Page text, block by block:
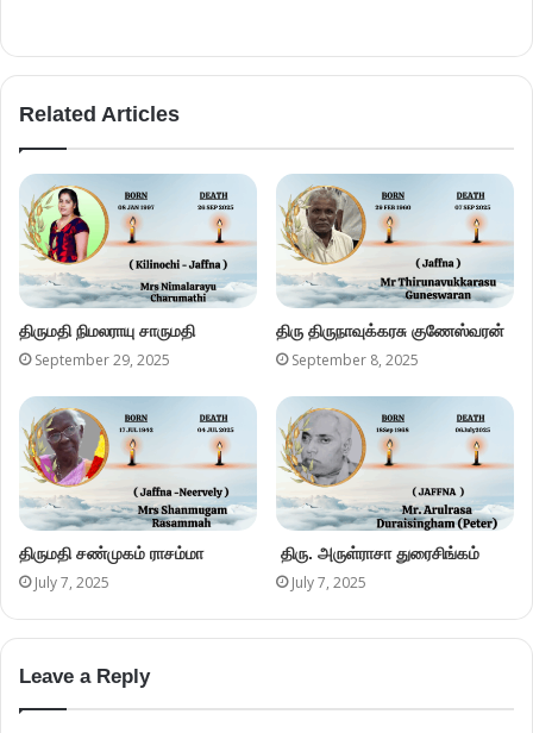
Related Articles
திருமதி நிமலராயு சாருமதி
September 29, 2025
திரு திருநாவுக்கரசு குணேஸ்வரன்
September 8, 2025
திருமதி சண்முகம் ராசம்மா
July 7, 2025
திரு. அருள்ராசா துரைசிங்கம்
July 7, 2025
Leave a Reply